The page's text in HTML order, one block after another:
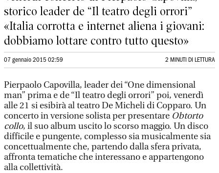
storico leader de “Il teatro degli orrori”
«Italia corrotta e internet aliena i giovani:
dobbiamo lottare contro tutto questo»
07 gennaio 2015 02:59 2 MINUTI DI LETTURA
Pierpaolo Capovilla, leader dei “One dimensional
man” prima e de “Il teatro degli orrori” poi, venerdì
alle 21 si esibirà al teatro De Micheli di Copparo. Un
concerto in versione solista per presentare Obtorto
collo, il suo album uscito lo scorso maggio. Un disco
difficile e pungente, complesso sia musicalmente sia
concettualmente che, partendo dalla sfera privata,
affronta tematiche che interessano e appartengono
alla collettività.